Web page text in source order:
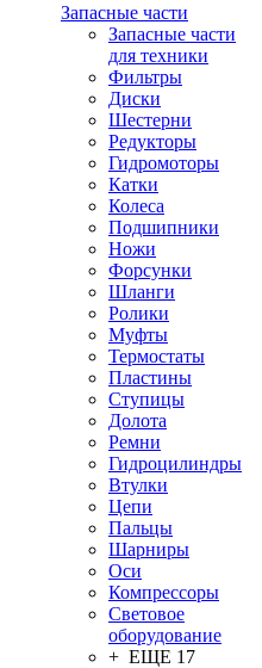
Запасные части
Запасные части
для техники
Фильтры
Диски
Шестерни
Редукторы
Гидромоторы
Катки
Колеса
Подшипники
Ножи
Форсунки
Шланги
Ролики
Муфты
Термостаты
Пластины
Ступицы
Долота
Ремни
Гидроцилиндры
Втулки
Цепи
Пальцы
Шарниры
Оси
Компрессоры
Световое
оборудование
+ ЕЩЕ 17